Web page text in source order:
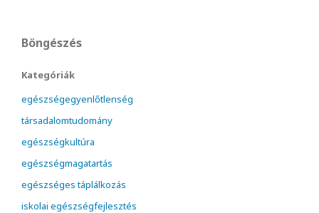
Böngészés
Kategóriák
egészségegyenlőtlenség
társadalomtudomány
egészségkultúra
egészségmagatartás
egészséges táplálkozás
iskolai egészségfejlesztés